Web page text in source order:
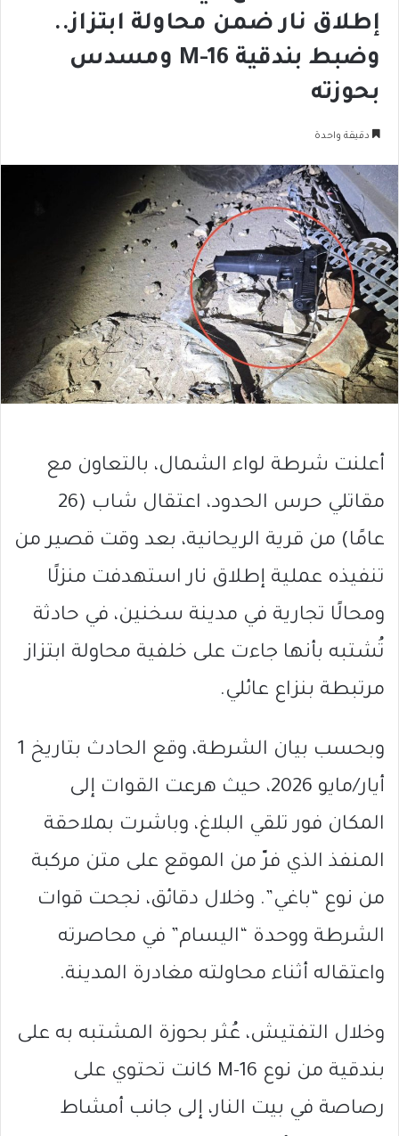
إطلاق نار ضمن محاولة ابتزاز..
وضبط بندقية M-16 ومسدس
بحوزته
دقيقة واحدة
أعلنت شرطة لواء الشمال، بالتعاون مع
مقاتلي حرس الحدود، اعتقال شاب (26
عامًا) من قرية الريحانية، بعد وقت قصير من
تنفيذه عملية إطلاق نار استهدفت منزلًا
ومحالًا تجارية في مدينة سخنين، في حادثة
تُشتبه بأنها جاءت على خلفية محاولة ابتزاز
مرتبطة بنزاع عائلي.
وبحسب بيان الشرطة، وقع الحادث بتاريخ 1
أيار/مايو 2026، حيث هرعت القوات إلى
المكان فور تلقي البلاغ، وباشرت بملاحقة
المنفذ الذي فرّ من الموقع على متن مركبة
من نوع “باغي”. وخلال دقائق، نجحت قوات
الشرطة ووحدة “اليسام” في محاصرته
واعتقاله أثناء محاولته مغادرة المدينة.
وخلال التفتيش، عُثر بحوزة المشتبه به على
بندقية من نوع M-16 كانت تحتوي على
رصاصة في بيت النار، إلى جانب أمشاط